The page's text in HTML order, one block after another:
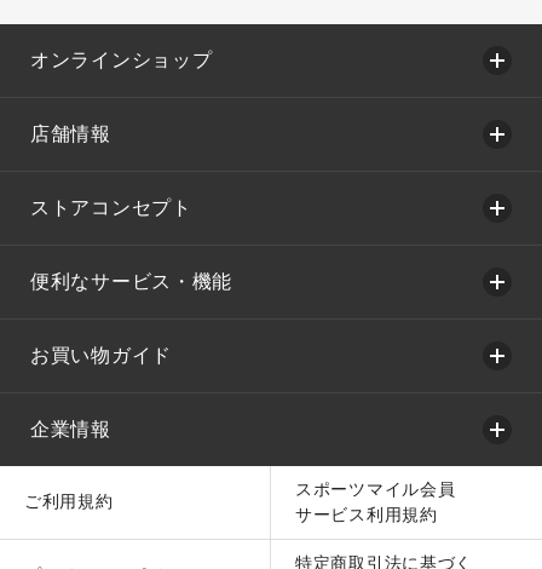
オンラインショップ
店舗情報
ストアコンセプト
便利なサービス・機能
お買い物ガイド
企業情報
ご利用規約
スポーツマイル会員
サービス利用規約
特定商取引法に基づく